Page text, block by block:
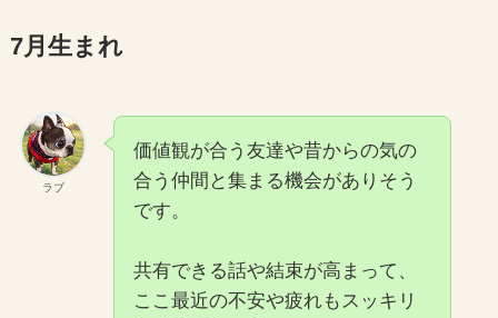
7月生まれ
ラブ
価値観が合う友達や昔からの気の
合う仲間と集まる機会がありそう
です。
共有できる話や結束が高まって、
ここ最近の不安や疲れもスッキリ